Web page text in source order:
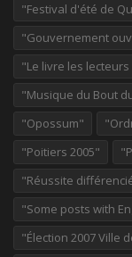
"Festival d'été de
"Gouvernement
"Le livre les
"Musique du Bout
"Opossum"
"Poitiers 2005"
"Réussite
"Some posts with
"Élection 2007 Ville